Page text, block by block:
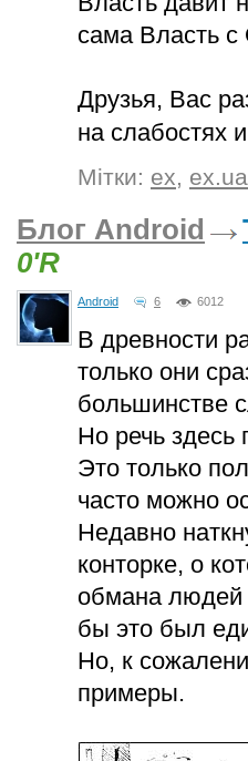
сама Власть
Друзья, Вас
на слабостях
Мітки: ex, ex.ua
Блог Android
0'R
Android 6 6012
В древности
только они
большинстве
Но речь здесь
Это только
часто можно
Недавно
конторке, о
обмана людей
бы это был
Но, к
примеры.